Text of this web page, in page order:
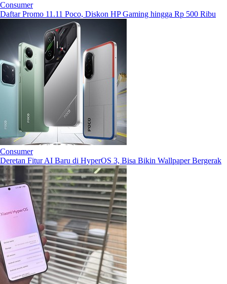
Consumer
Daftar Promo 11.11 Poco, Diskon HP Gaming hingga Rp 500 Ribu
Consumer
Deretan Fitur AI Baru di HyperOS 3, Bisa Bikin Wallpaper Bergerak